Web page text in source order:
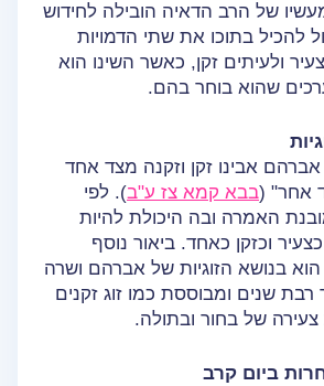
של הרב הדאיה הובילה לחידוש
להכיל בתוכו את שתי הדמויות
ולעיתים זקן, כאשר השינו הוא
שהוא בוחר בהם.
אבינו זקן וזקנה מצד אחד
אחר" (בבא קמא צז ע"ב). לפי
האמרה ובה היכולת להיות
וכזקן כאחד. ביאור נוסף
בנושא הזוגיות של אברהם ושרה
שנים ומבוססת כמו זוג זקנים
של בחור ובתולה.
ביום קרב